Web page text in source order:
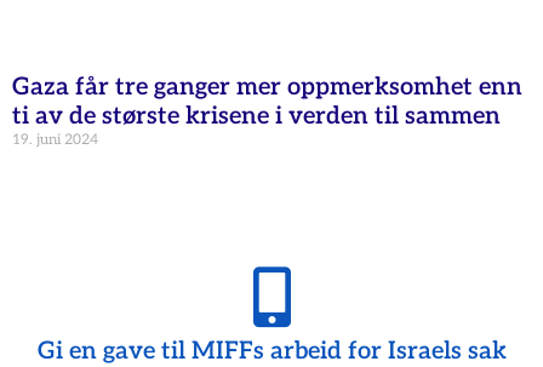
Gaza får tre ganger mer oppmerksomhet enn
ti av de største krisene i verden til sammen
19. juni 2024
Gi en gave til MIFFs arbeid for Israels sak